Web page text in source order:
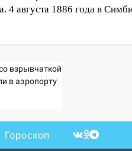
4 августа 1886 года в
взрывчаткой
в аэропорту
Гороскоп